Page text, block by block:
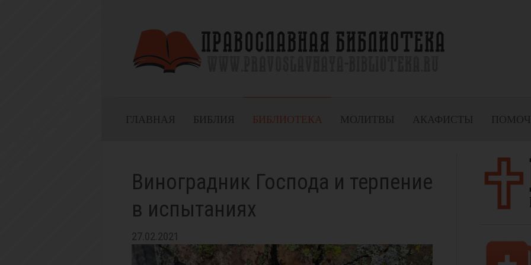
ГЛАВНАЯ БИБЛИЯ БИБЛИОТЕКА МОЛИТВЫ АКАФИСТЫ
Виноградник Господа и терпение
в испытаниях
27.02.2021